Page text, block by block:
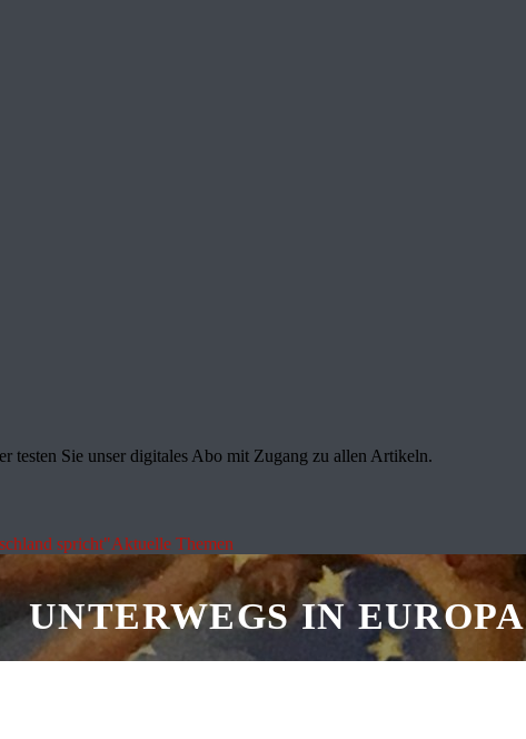
testen Sie unser digitales Abo mit Zugang zu allen Artikeln.
spricht"Aktuelle Themen
UNTERWEGS IN EUROPA